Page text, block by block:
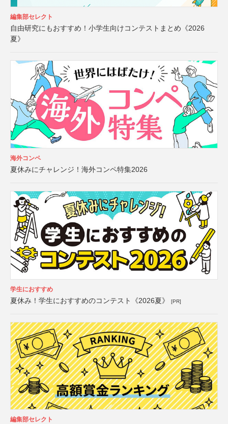
編集部セレクト
自由研究にもおすすめ！小学生向けコンテストまとめ《2026
夏》
海外コンペ
夏休みにチャレンジ！海外コンペ特集2026
学生におすすめ
夏休み！学生におすすめのコンテスト《2026夏》 [PR]
編集部セレクト